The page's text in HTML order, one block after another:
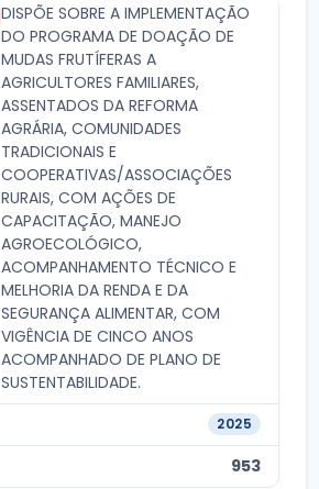
DISPÕE SOBRE A IMPLEMENTAÇÃO
DO PROGRAMA DE DOAÇÃO DE
MUDAS FRUTÍFERAS A
AGRICULTORES FAMILIARES,
ASSENTADOS DA REFORMA
AGRÁRIA, COMUNIDADES
TRADICIONAIS E
COOPERATIVAS/ASSOCIAÇÕES
RURAIS, COM AÇÕES DE
CAPACITAÇÃO, MANEJO
AGROECOLÓGICO,
ACOMPANHAMENTO TÉCNICO E
MELHORIA DA RENDA E DA
SEGURANÇA ALIMENTAR, COM
VIGÊNCIA DE CINCO ANOS
ACOMPANHADO DE PLANO DE
SUSTENTABILIDADE.
2025
953